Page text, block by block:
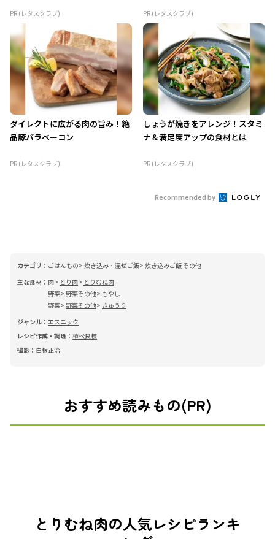
PR (レタスクラブ) PR (レタスクラブ)
ダイレクトに広がる肉の旨み！絶
品豚バラベーコン
PR (レタスクラブ)
しょうが焼きをアレンジ！スタミ
ナ＆満足度アップの食材とは
PR (レタスクラブ)
Recommended by
カテゴリ： ごはんもの 炊き込み・混ぜご飯 炊き込みご飯 その他
主な食材： 肉 とり肉
とりむね肉
野菜
野菜その他
もやし
野菜
野菜その他
きゅうり
ジャンル： エスニック
レシピ作成・調理： 植松良枝
撮影： 白根正治
おすすめ読みもの(PR)
とりむね肉の人気レシピランキ